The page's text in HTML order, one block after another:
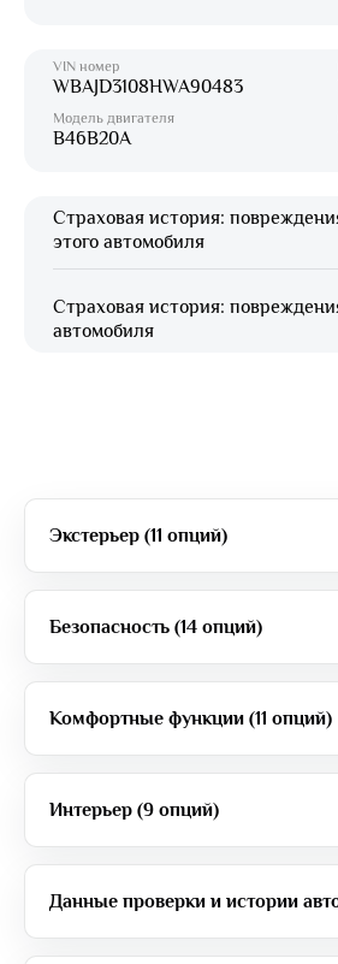
VIN номер
WBAJD3108HWA90483
Модель двигателя
B46B20A
Страховая история:
этого автомобиля
Страховая история:
автомобиля
Экстерьер (11 опций)
Безопасность (14 опций)
Комфортные функции (11 опций)
Интерьер (9 опций)
Данные проверки и истории